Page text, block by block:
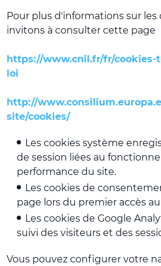
Pour plus d'informations sur les
invitons à consulter cette page
https://www.cnil.fr/fr/cookies-
loi
http://
site/cookies/
Les cookies système
de session liées au
performance du site.
Les cookies de
page lors du premier accès
Les cookies de Google
suivi des visiteurs et des
Vous pouvez configurer votre